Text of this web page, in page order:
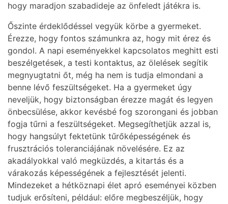
hogy maradjon szabadideje az önfeledt játékra is.
Őszinte érdeklődéssel vegyük körbe a gyermeket.
Érezze, hogy fontos számunkra az, hogy mit érez és
gondol. A napi eseményekkel kapcsolatos meghitt esti
beszélgetések, a testi kontaktus, az ölelések segítik
megnyugtatni őt, még ha nem is tudja elmondani a
benne lévő feszültségeket. Ha a gyermeket úgy
neveljük, hogy biztonságban érezze magát és legyen
önbecsülése, akkor kevésbé fog szorongani és jobban
fogja tűrni a feszültségeket. Megsegíthetjük azzal is,
hogy hangsúlyt fektetünk tűrőképességének és
frusztrációs toleranciájának növelésére. Ez az
akadályokkal való megküzdés, a kitartás és a
várakozás képességének a fejlesztését jelenti.
Mindezeket a hétköznapi élet apró eseményei közben
tudjuk erősíteni, például: előre megbeszéljük, hogy